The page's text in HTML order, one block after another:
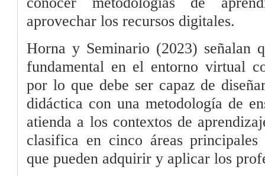
aprovechar los recursos digitales.
Horna y Seminario (2023) señalan
fundamental en el entorno virtual
por lo que debe ser capaz de
didáctica con una metodología de
atienda a los contextos de
clasifica en cinco áreas principales
que pueden adquirir y aplicar los